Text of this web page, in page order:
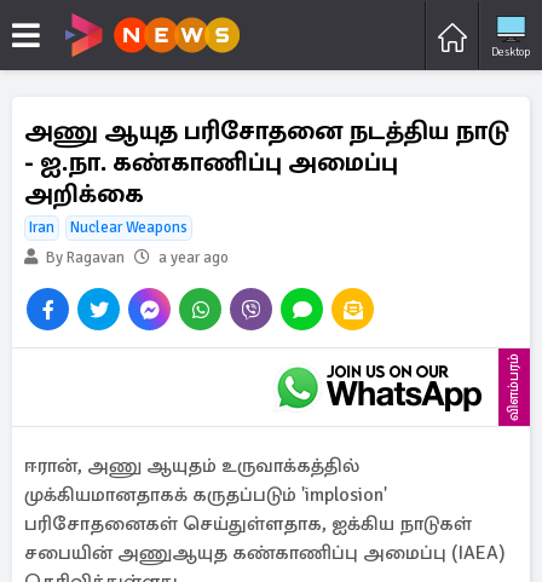
Desktop
அணு ஆயுத பரிசோதனை நடத்திய நாடு
- ஐ.நா. கண்காணிப்பு அமைப்பு
அறிக்கை
Iran
Nuclear Weapons
By Ragavan
a year ago
விளம்பரம்
ஈரான், அணு ஆயுதம் உருவாக்கத்தில்
முக்கியமானதாகக் கருதப்படும் 'implosion'
பரிசோதனைகள் செய்துள்ளதாக, ஐக்கிய நாடுகள்
சபையின் அணுஆயுத கண்காணிப்பு அமைப்பு (IAEA)